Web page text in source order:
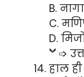
B.
C.
D.
➩
हाल